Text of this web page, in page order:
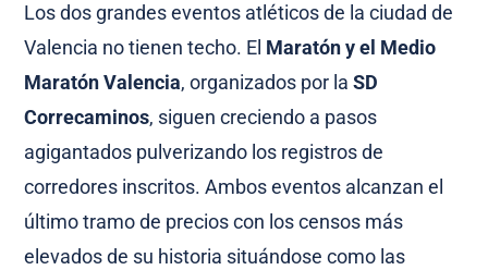
Los dos grandes eventos atléticos de la ciudad de
Valencia no tienen techo. El Maratón y el Medio
Maratón Valencia, organizados por laSD
Correcaminos, siguen creciendo a pasos
agigantados pulverizando los registros de
corredores inscritos. Ambos eventos alcanzan el
último tramo de precios con los censos más
elevados de su historia situándose como las